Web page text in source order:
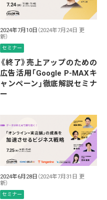
2024年7月10日 （2024年7月24日 更
新）
セミナー
《終了》売上アップのための
広告活用「Google P-MAXキ
ャンペーン」徹底解説セミナ
ー
2024年6月28日 （2024年7月31日 更
新）
セミナー